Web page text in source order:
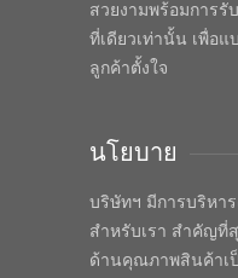
สวยงามพร้อมการ
ที่เดียวเท่านั้น เพื่อ
ลูกค้าตั้งใจ
นโยบาย
บริษัทฯ มีการบริหา
สำหรับเรา สำคัญที่
ด้านคุณภาพสินค้าเ